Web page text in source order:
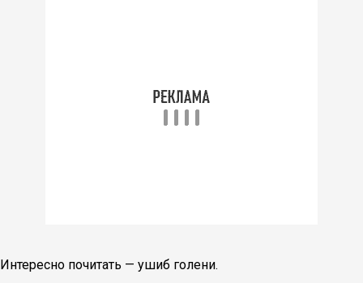
Интересно почитать — ушиб голени.